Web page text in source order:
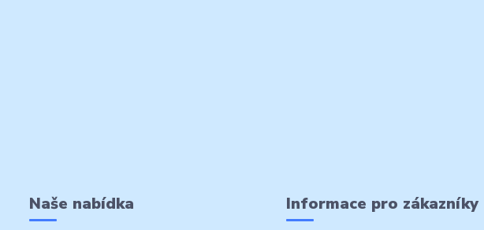
Naše nabídka Informace pro zákazníky